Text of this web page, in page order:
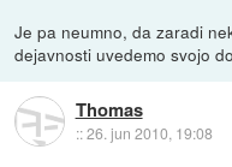
Je pa neumno, da zaradi
dejavnosti uvedemo svojo
Thomas
::26. jun 2010, 19:08